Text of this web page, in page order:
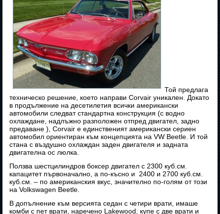
Той предлага
техническо решение, което направи Corvair уникален. Докато
в продължение на десетилетия всички американски
автомобили следват стандартна конструкция (с водно
охлаждане, надлъжно разположен отпред двигател, задно
предаване ), Corvair е единственият американски сериен
автомобил ориентиран към концепцията на VW Beetle. И той
стана с въздушно охлаждан заден двигателя и задната
двигателна ос люлка.
Ползва шестцилиндров боксер двигател с 2300 куб.см.
капацитет първоначално, а по-късно и 2400 и 2700 куб.см.
куб.см. – по американския вкус, значително по-голям от този
на Volkswagen Beetle.
В допълнение към версията седан с четири врати, имаше
комби с пет врати, наречено Lakewood, купе с две врати и